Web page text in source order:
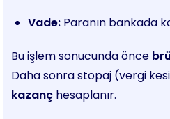
Vade: Paranın bankada
Bu işlem sonucunda önce
Daha sonra stopaj (vergi
kazanç hesaplanır.